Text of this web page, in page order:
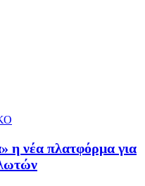
η νέα πλατφόρμα για